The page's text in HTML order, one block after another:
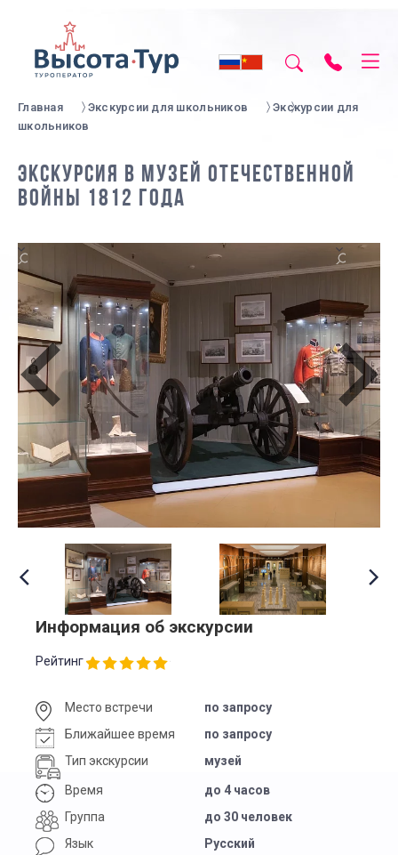
Главная Экскурсии для школьников
Экскурсии для
школьников
ЭКСКУРСИЯ В МУЗЕЙ ОТЕЧЕСТВЕННОЙ
ВОЙНЫ 1812 ГОДА
Информация об экскурсии
Рейтинг
Место встречи
по запросу
Ближайшее время
по запросу
Тип экскурсии
музей
Время
до 4 часов
Группа
до 30 человек
Язык
Русский